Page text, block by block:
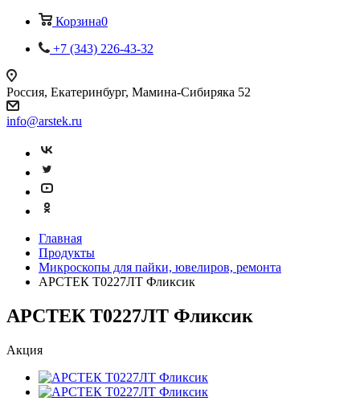
Корзина0
+7 (343) 226-43-32
Россия, Екатеринбург, Мамина-Сибиряка 52
info@arstek.ru
Главная
Продукты
Микроскопы для пайки, ювелиров, ремонта
АРСТЕК Т0227ЛТ Фликсик
АРСТЕК Т0227ЛТ Фликсик
Акция